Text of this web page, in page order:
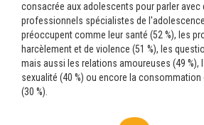
consacrée aux adolescents pour parler avec
professionnels spécialistes de
préoccupent comme leur santé (52 %), les
harcèlement et de violence (51 %), les
mais aussi les relations amoureuses (49 %),
sexualité (40 %) ou encore la
(30 %).